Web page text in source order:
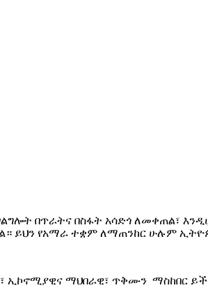
በጥራትና በስፋት አሳድጎ ለመቀጠል፣
ይህን የአማራ ተቋም ለማጠንከር ሁሉም
ኢኮኖሚያዊና ማህበራዊ፣ ጥቅሙን ማስከበር